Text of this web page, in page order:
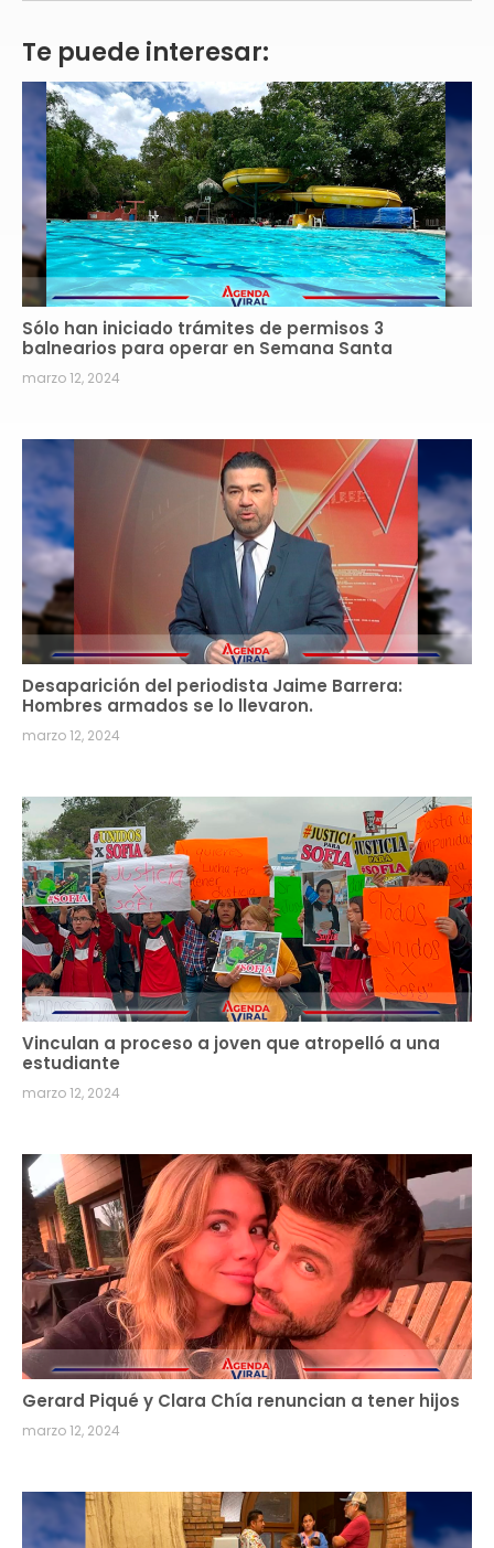
Te puede interesar:
Sólo han iniciado trámites de permisos 3
balnearios para operar en Semana Santa
marzo 12, 2024
Desaparición del periodista Jaime Barrera:
Hombres armados se lo llevaron.
marzo 12, 2024
Vinculan a proceso a joven que atropelló a una
estudiante
marzo 12, 2024
Gerard Piqué y Clara Chía renuncian a tener hijos
marzo 12, 2024